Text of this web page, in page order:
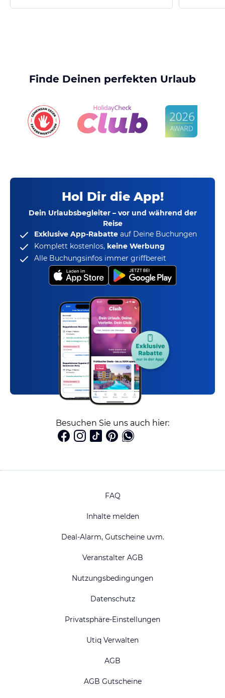
Finde Deinen perfekten Urlaub
Hol Dir die App!
Dein Urlaubsbegleiter – vor und während der
Reise
Exklusive App-Rabatte auf Deine Buchungen
Komplett kostenlos, keine Werbung
Alle Buchungsinfos immer griffbereit
Besuchen Sie uns auch hier:
FAQ
Inhalte melden
Deal-Alarm, Gutscheine uvm.
Veranstalter AGB
Nutzungsbedingungen
Datenschutz
Privatsphäre-Einstellungen
Utiq Verwalten
AGB
AGB Gutscheine